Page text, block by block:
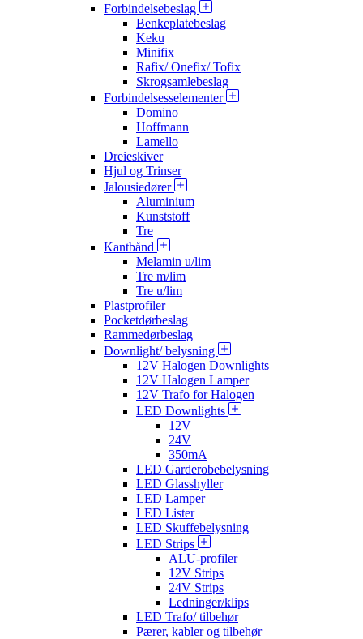
Forbindelsebeslag
Benkeplatebeslag
Keku
Minifix
Rafix/ Onefix/ Tofix
Skrogsamlebeslag
Forbindelsesselementer
Domino
Hoffmann
Lamello
Dreieskiver
Hjul og Trinser
Jalousiedører
Aluminium
Kunststoff
Tre
Kantbånd
Melamin u/lim
Tre m/lim
Tre u/lim
Plastprofiler
Pocketdørbeslag
Rammedørbeslag
Downlight/ belysning
12V Halogen Downlights
12V Halogen Lamper
12V Trafo for Halogen
LED Downlights
12V
24V
350mA
LED Garderobebelysning
LED Glasshyller
LED Lamper
LED Lister
LED Skuffebelysning
LED Strips
ALU-profiler
12V Strips
24V Strips
Ledninger/klips
LED Trafo/ tilbehør
Pærer, kabler og tilbehør